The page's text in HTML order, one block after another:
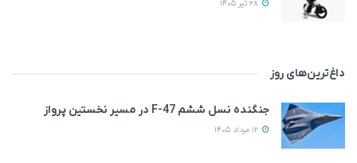
داغ‌ترین‌های روز
جنگنده نسل ششم F-47 در مسیر نخستین پرواز